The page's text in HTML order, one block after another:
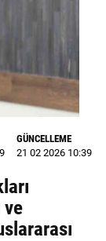
GÜNCELLEME
21 02 2026 10:39
ve